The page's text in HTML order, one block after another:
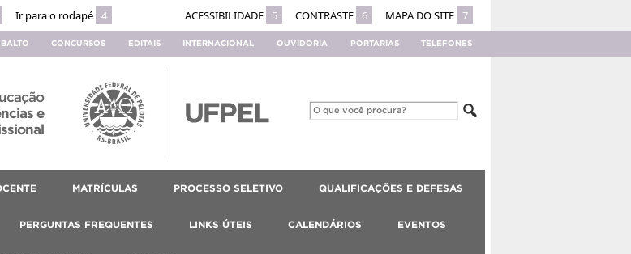
Ir para o rodapé 4 ACESSIBILIDADE 5 CONTRASTE 6 MAPA DO SITE 7
CONCURSOS EDITAIS INTERNACIONAL OUVIDORIA PORTARIAS TELEFONES
e
MATRÍCULAS PROCESSO SELETIVO QUALIFICAÇÕES E DEFESAS
PERGUNTAS FREQUENTES LINKS ÚTEIS CALENDÁRIOS EVENTOS